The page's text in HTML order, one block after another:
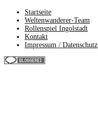
Startseite
Weltenwanderer-Team
Rollenspiel Ingolstadt
Kontakt
Impressum / Datenschutz